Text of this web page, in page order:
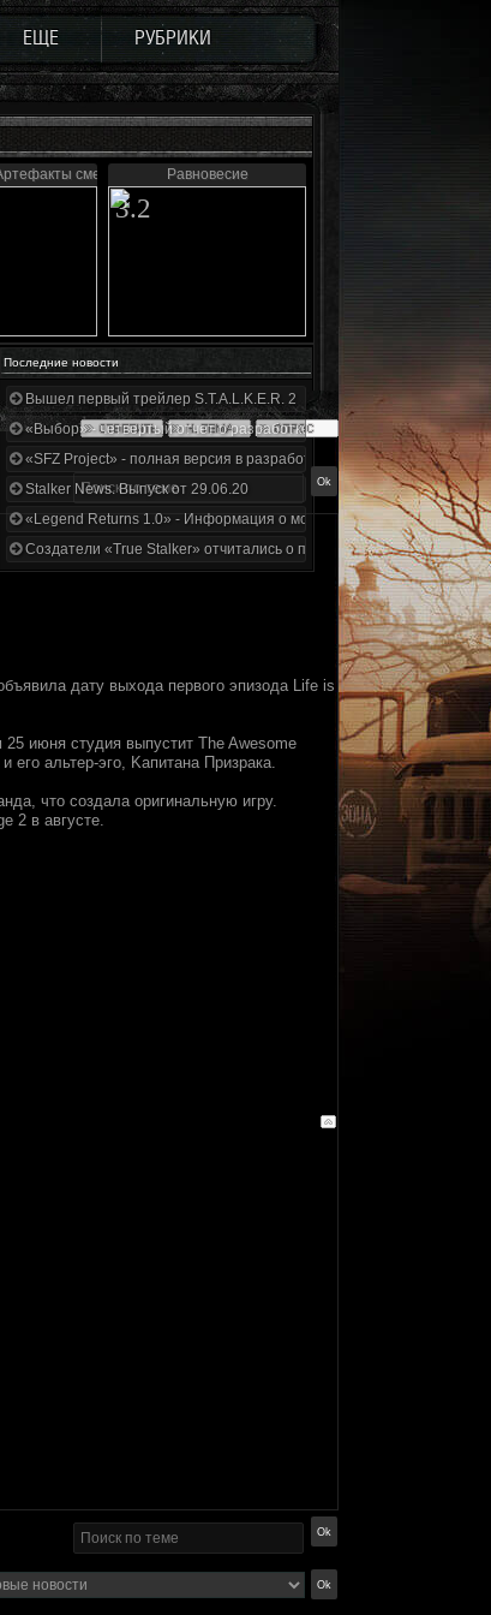
ЕЩЕ РУБРИКИ
смерти» Равновесие
3.2
Последние новости
Вышел первый трейлер S.T.A.L.K.E.R. 2
«Выбор» - четвертый отчет о разработке!
«SFZ Project» - полная версия в разработке!
Stalker News. Выпуск от 29.06.20
«Legend Returns 1.0» - Информация о моде за июнь 2020
Создатели «True Stalker» отчитались о проделанной работе
дaтy выxoдa пepвoгo эпизoдa Life is
июня cтyдия выпycтит The Awesome
альтep-эго, Kaпитaнa Пpизpaкa.
чтo создaлa opигинaльную игрy.
2 в авгуcтe.